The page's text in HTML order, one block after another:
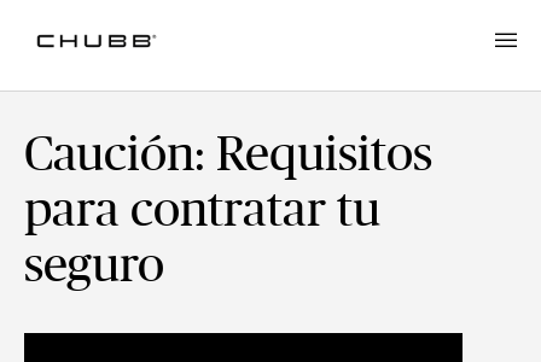
Caución: Requisitos
para contratar tu
seguro